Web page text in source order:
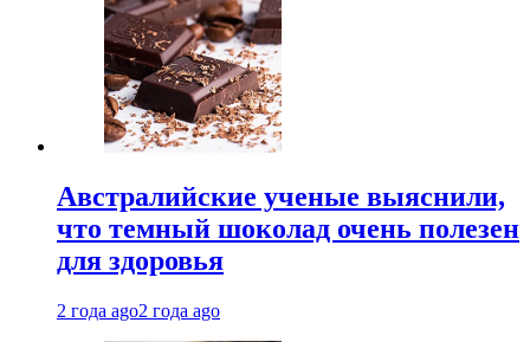
Австралийские ученые выяснили,
что темный шоколад очень полезен
для здоровья
2 года ago2 года ago